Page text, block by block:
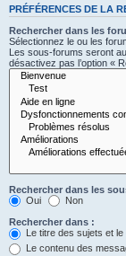
PRÉFÉRENCES DE LA
Rechercher dans les
Sélectionnez le ou les
Les sous-forums seront
désactivez pas l’option «
Rechercher dans les
Oui
Non
Rechercher dans :
Le titre des sujets et
Le contenu des